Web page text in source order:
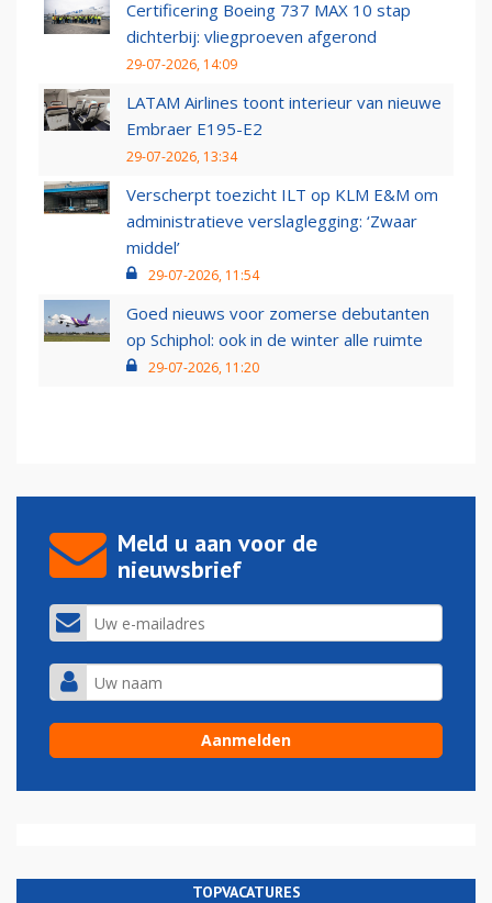
Certificering Boeing 737 MAX 10 stap
dichterbij: vliegproeven afgerond
29-07-2026, 14:09
LATAM Airlines toont interieur van nieuwe
Embraer E195-E2
29-07-2026, 13:34
Verscherpt toezicht ILT op KLM E&M om
administratieve verslaglegging: ‘Zwaar
middel’
29-07-2026, 11:54
Goed nieuws voor zomerse debutanten
op Schiphol: ook in de winter alle ruimte
29-07-2026, 11:20
Meld u aan voor de
nieuwsbrief
TOPVACATURES